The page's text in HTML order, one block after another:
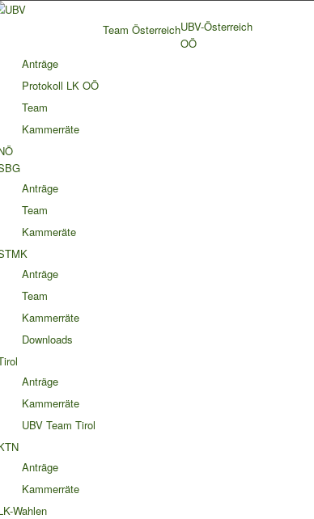
UBV-Österreich
Team Österreich
OÖ
Anträge
Protokoll LK OÖ
Team
Kammerräte
Anträge
Team
Kammeräte
Anträge
Team
Kammerräte
Downloads
Anträge
Kammerräte
UBV Team Tirol
Anträge
Kammerräte
Wahlen